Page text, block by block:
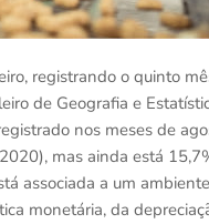
registrando o quinto
de Geografia e
nos meses de
mas ainda está
associada a um
monetária, da